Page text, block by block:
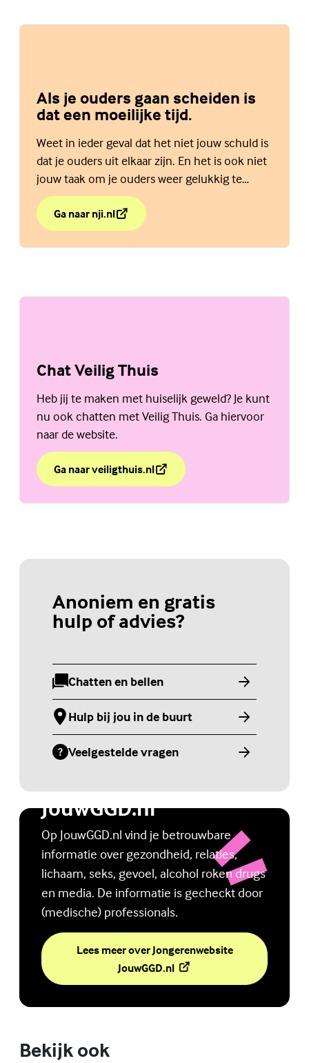
Als je ouders gaan scheiden is
dat een moeilijke tijd.
Weet in ieder geval dat het niet jouw schuld is
dat je ouders uit elkaar zijn. En het is ook niet
jouw taak om je ouders weer gelukkig te
maken. Bekijk de website van het NJi.
Ga naar nji.nl
over Als je ouders gaan scheiden is dat een moeilijke
(Externe link)
Chat Veilig Thuis
Heb jij te maken met huiselijk geweld? Je kunt
nu ook chatten met Veilig Thuis. Ga hiervoor
naar de website.
Ga naar veiligthuis.nl
over Chat Veilig Thuis
(Externe link)
Anoniem en gratis
hulp of advies?
Chatten en bellen
(Externe link)
Hulp bij jou in de buurt
(Externe link)
Veelgestelde vragen
(Externe link)
Jongerenwebsite
JouwGGD.nl
Op JouwGGD.nl vind je betrouwbare
informatie over gezondheid, relaties,
lichaam, seks, gevoel, alcohol roken drugs
en media. De informatie is gecheckt door
(medische) professionals.
Lees meer over Jongerenwebsite
JouwGGD.nl(Externe link)
Bekijk ook
Online zelfhulptraining - Wie ben ik?